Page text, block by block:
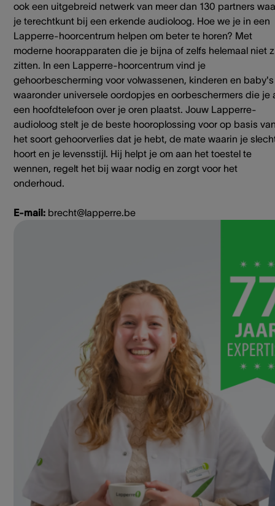
ook een uitgebreid netwerk van meer dan 130 partners
je terechtkunt bij een erkende audioloog. Hoe we je in een
Lapperre-hoorcentrum helpen om beter te horen? Met
moderne hoorapparaten die je bijna of zelfs helemaal niet
zitten. In een Lapperre-hoorcentrum vind je
gehoorbescherming voor volwassenen, kinderen en baby's
waaronder universele oordopjes en oorbeschermers die je
een hoofdtelefoon over je oren plaatst. Jouw Lapperre-
audioloog stelt je de beste hooroplossing voor op basis
het soort gehoorverlies dat je hebt, de mate waarin je
hoort en je levensstijl. Hij helpt je om aan het toestel te
wennen, regelt het bij waar nodig en zorgt voor het
onderhoud.
E-mail: brecht@lapperre.be